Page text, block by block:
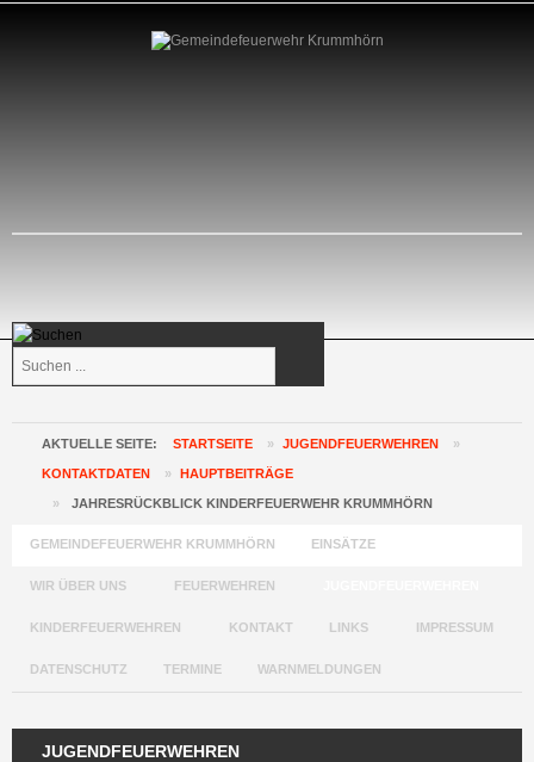
AKTUELLE SEITE: STARTSEITE » JUGENDFEUERWEHREN »
KONTAKTDATEN » HAUPTBEITRÄGE
» JAHRESRÜCKBLICK KINDERFEUERWEHR KRUMMHÖRN
GEMEINDEFEUERWEHR KRUMMHÖRN EINSÄTZE
WIR ÜBER UNS FEUERWEHREN
KINDERFEUERWEHREN KONTAKT LINKS IMPRESSUM
DATENSCHUTZ TERMINE WARNMELDUNGEN
JUGENDFEUERWEHREN